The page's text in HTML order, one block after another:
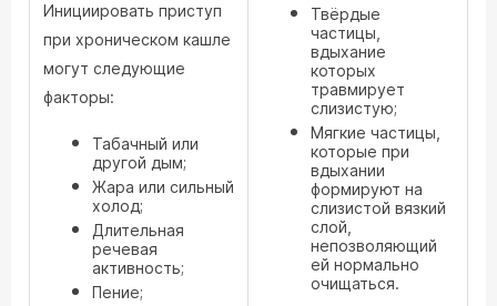
Инициировать приступ
при хроническом кашле
могут следующие
факторы:
Табачный или
другой дым;
Жара или сильный
холод;
Длительная
речевая
активность;
Пение;
Твёрдые
частицы,
вдыхание
которых
травмирует
слизистую;
Мягкие частицы,
которые при
вдыхании
формируют на
слизистой вязкий
слой,
непозволяющий
ей нормально
очищаться.